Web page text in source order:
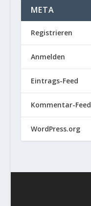
META
Registrieren
Anmelden
Eintrags-Feed
Kommentar-Feed
WordPress.org